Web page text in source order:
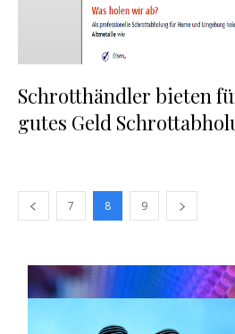
Schrotthändler bieten
gutes Geld
7 8 9